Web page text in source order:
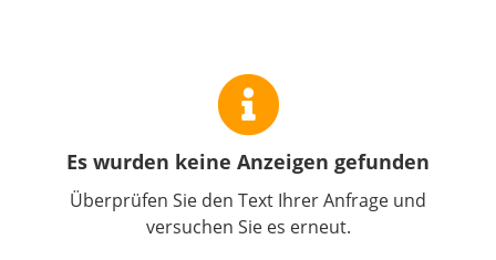
Es wurden keine Anzeigen gefunden
Überprüfen Sie den Text Ihrer Anfrage und
versuchen Sie es erneut.